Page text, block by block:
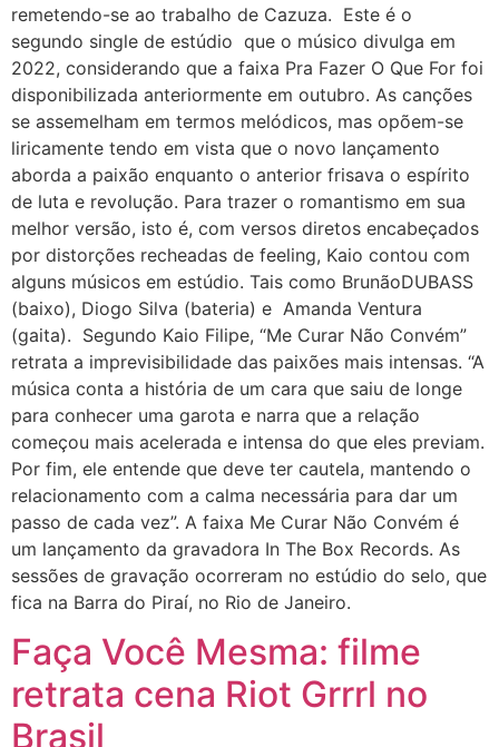
remetendo-se ao trabalho de Cazuza. Este é o
segundo single de estúdio que o músico divulga em
2022, considerando que a faixa Pra Fazer O Que For foi
disponibilizada anteriormente em outubro. As canções
se assemelham em termos melódicos, mas opõem-se
liricamente tendo em vista que o novo lançamento
aborda a paixão enquanto o anterior frisava o espírito
de luta e revolução. Para trazer o romantismo em sua
melhor versão, isto é, com versos diretos encabeçados
por distorções recheadas de feeling, Kaio contou com
alguns músicos em estúdio. Tais como BrunãoDUBASS
(baixo), Diogo Silva (bateria) e Amanda Ventura
(gaita). Segundo Kaio Filipe, “Me Curar Não Convém”
retrata a imprevisibilidade das paixões mais intensas. “A
música conta a história de um cara que saiu de longe
para conhecer uma garota e narra que a relação
começou mais acelerada e intensa do que eles previam.
Por fim, ele entende que deve ter cautela, mantendo o
relacionamento com a calma necessária para dar um
passo de cada vez”. A faixa Me Curar Não Convém é
um lançamento da gravadora In The Box Records. As
sessões de gravação ocorreram no estúdio do selo, que
fica na Barra do Piraí, no Rio de Janeiro.
Faça Você Mesma: filme
retrata cena Riot Grrrl no
Brasil